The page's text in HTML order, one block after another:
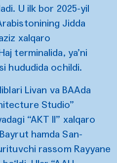
U ilk bor 2025-yil
Jidda
xalqaro
terminalida, ya’ni
hududida ochildi.
Livan va BAAda
Studio”
“AKT II” xalqaro
hamda San-
rassom Rayyane